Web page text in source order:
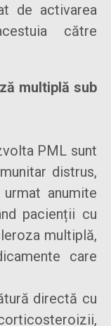
de activarea
către
multiplă sub
PML sunt
distrus,
anumite
pacienții cu
multiplă,
care
directă cu